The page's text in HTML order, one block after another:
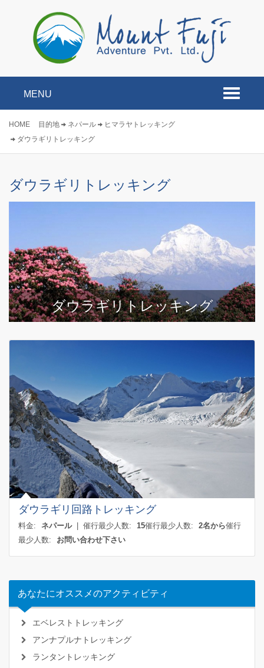
Toggle
MENU
HOME 目的地 ネパール
ヒマラヤトレッキング
ダウラギリトレッキング
ダウラギリトレッキング
ダウラギリトレッキング
ダウラギリ回路トレッキング
料金: ネパール| 催行最少人数: 15催行最少人数: 2名から催行
最少人数:
お問い合わせ下さい
あなたにオススメのアクティビティ
エベレストトレッキング
アンナプルナトレッキング
ランタントレッキング